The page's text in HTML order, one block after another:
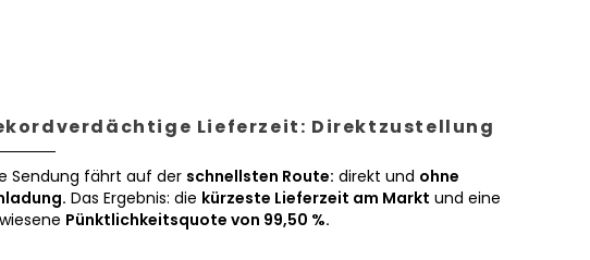
Lieferzeit: Direktzustellung
Sendung fährt auf der schnellsten Route: direkt und ohne
Das Ergebnis: die kürzeste Lieferzeit am Markt und eine
Pünktlichkeitsquote von 99,50 %.